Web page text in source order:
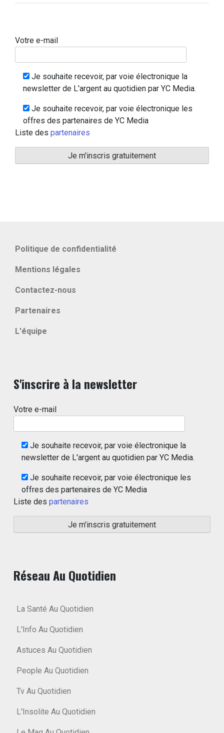
Votre e-mail
Je souhaite recevoir, par voie électronique la
newsletter de L'argent au quotidien par YC Media.
Je souhaite recevoir, par voie électronique les
offres des partenaires de YC Media
Liste des partenaires
Politique de confidentialité
Mentions légales
Contactez-nous
Partenaires
L'équipe
S'inscrire à la newsletter
Votre e-mail
Je souhaite recevoir, par voie électronique la
newsletter de L'argent au quotidien par YC Media.
Je souhaite recevoir, par voie électronique les
offres des partenaires de YC Media
Liste des partenaires
Réseau Au Quotidien
La Santé Au Quotidien
L'Info Au Quotidien
Astuces Au Quotidien
People Au Quotidien
Tv Au Quotidien
L'Insolite Au Quotidien